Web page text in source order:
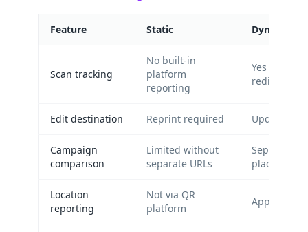
Feature Static Dynamic
Scan tracking
No built-in
platform
reporting
Yes — via
redirect
Edit destination Reprint required Update in
Campaign
comparison
Limited without
separate URLs
Separate
placement
Location
reporting
Not via QR
platform